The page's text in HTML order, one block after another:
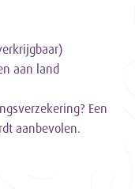
aan land
Een
aanbevolen.